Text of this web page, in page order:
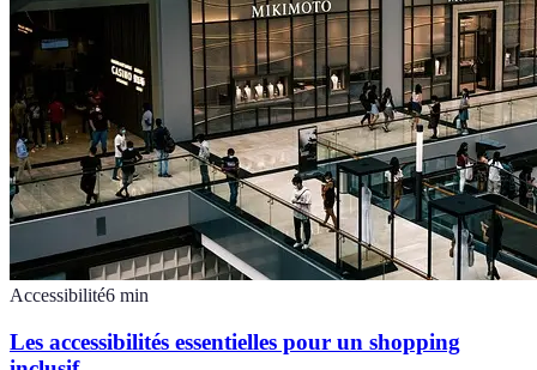
Accessibilité6 min
Les accessibilités essentielles pour un shopping